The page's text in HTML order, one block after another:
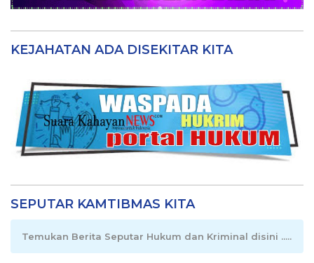
KEJAHATAN ADA DISEKITAR KITA
SEPUTAR KAMTIBMAS KITA
Temukan Berita Seputar Hukum dan Kriminal disini .....